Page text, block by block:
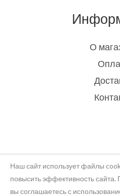
О
Наш сайт использует файлы
повысить эффективность
вы соглашаетесь с